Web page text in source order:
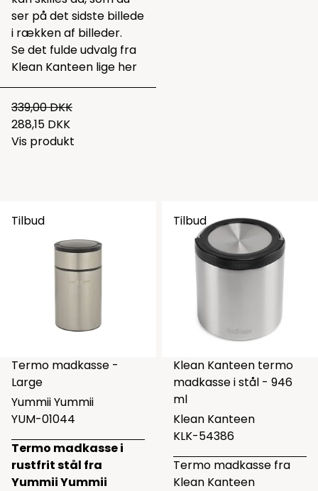
ser på det sidste billede
i rækken af billeder.
Se det fulde udvalg fra
Klean Kanteen lige her
339,00 DKK
288,15 DKK
Vis produkt
Tilbud
Termo madkasse -
Large
Yummii Yummii
YUM-01044
Termo madkasse i
rustfrit stål fra
Yummii Yummii
Tilbud
Klean Kanteen termo
madkasse i stål - 946
ml
Klean Kanteen
KLK-54386
Termo madkasse fra
Klean Kanteen